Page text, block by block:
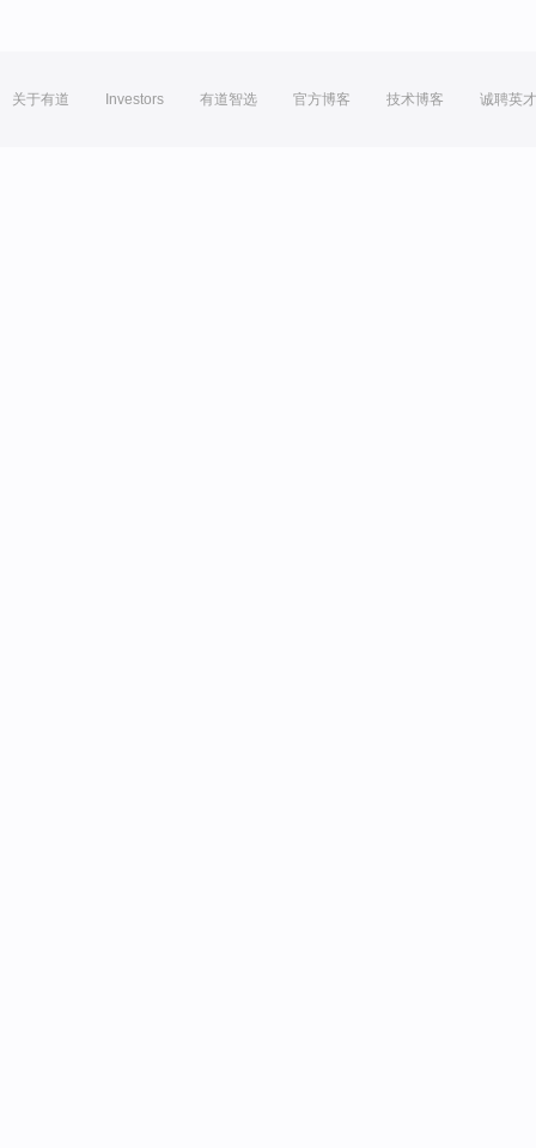
关于有道 Investors 有道智选 官方博客 技术博客 诚聘英才